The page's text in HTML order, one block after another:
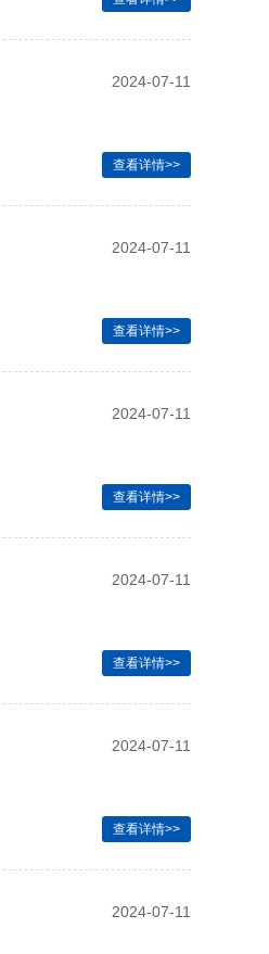
2024-07-11
查看详情>>
2024-07-11
查看详情>>
2024-07-11
查看详情>>
2024-07-11
查看详情>>
2024-07-11
查看详情>>
2024-07-11